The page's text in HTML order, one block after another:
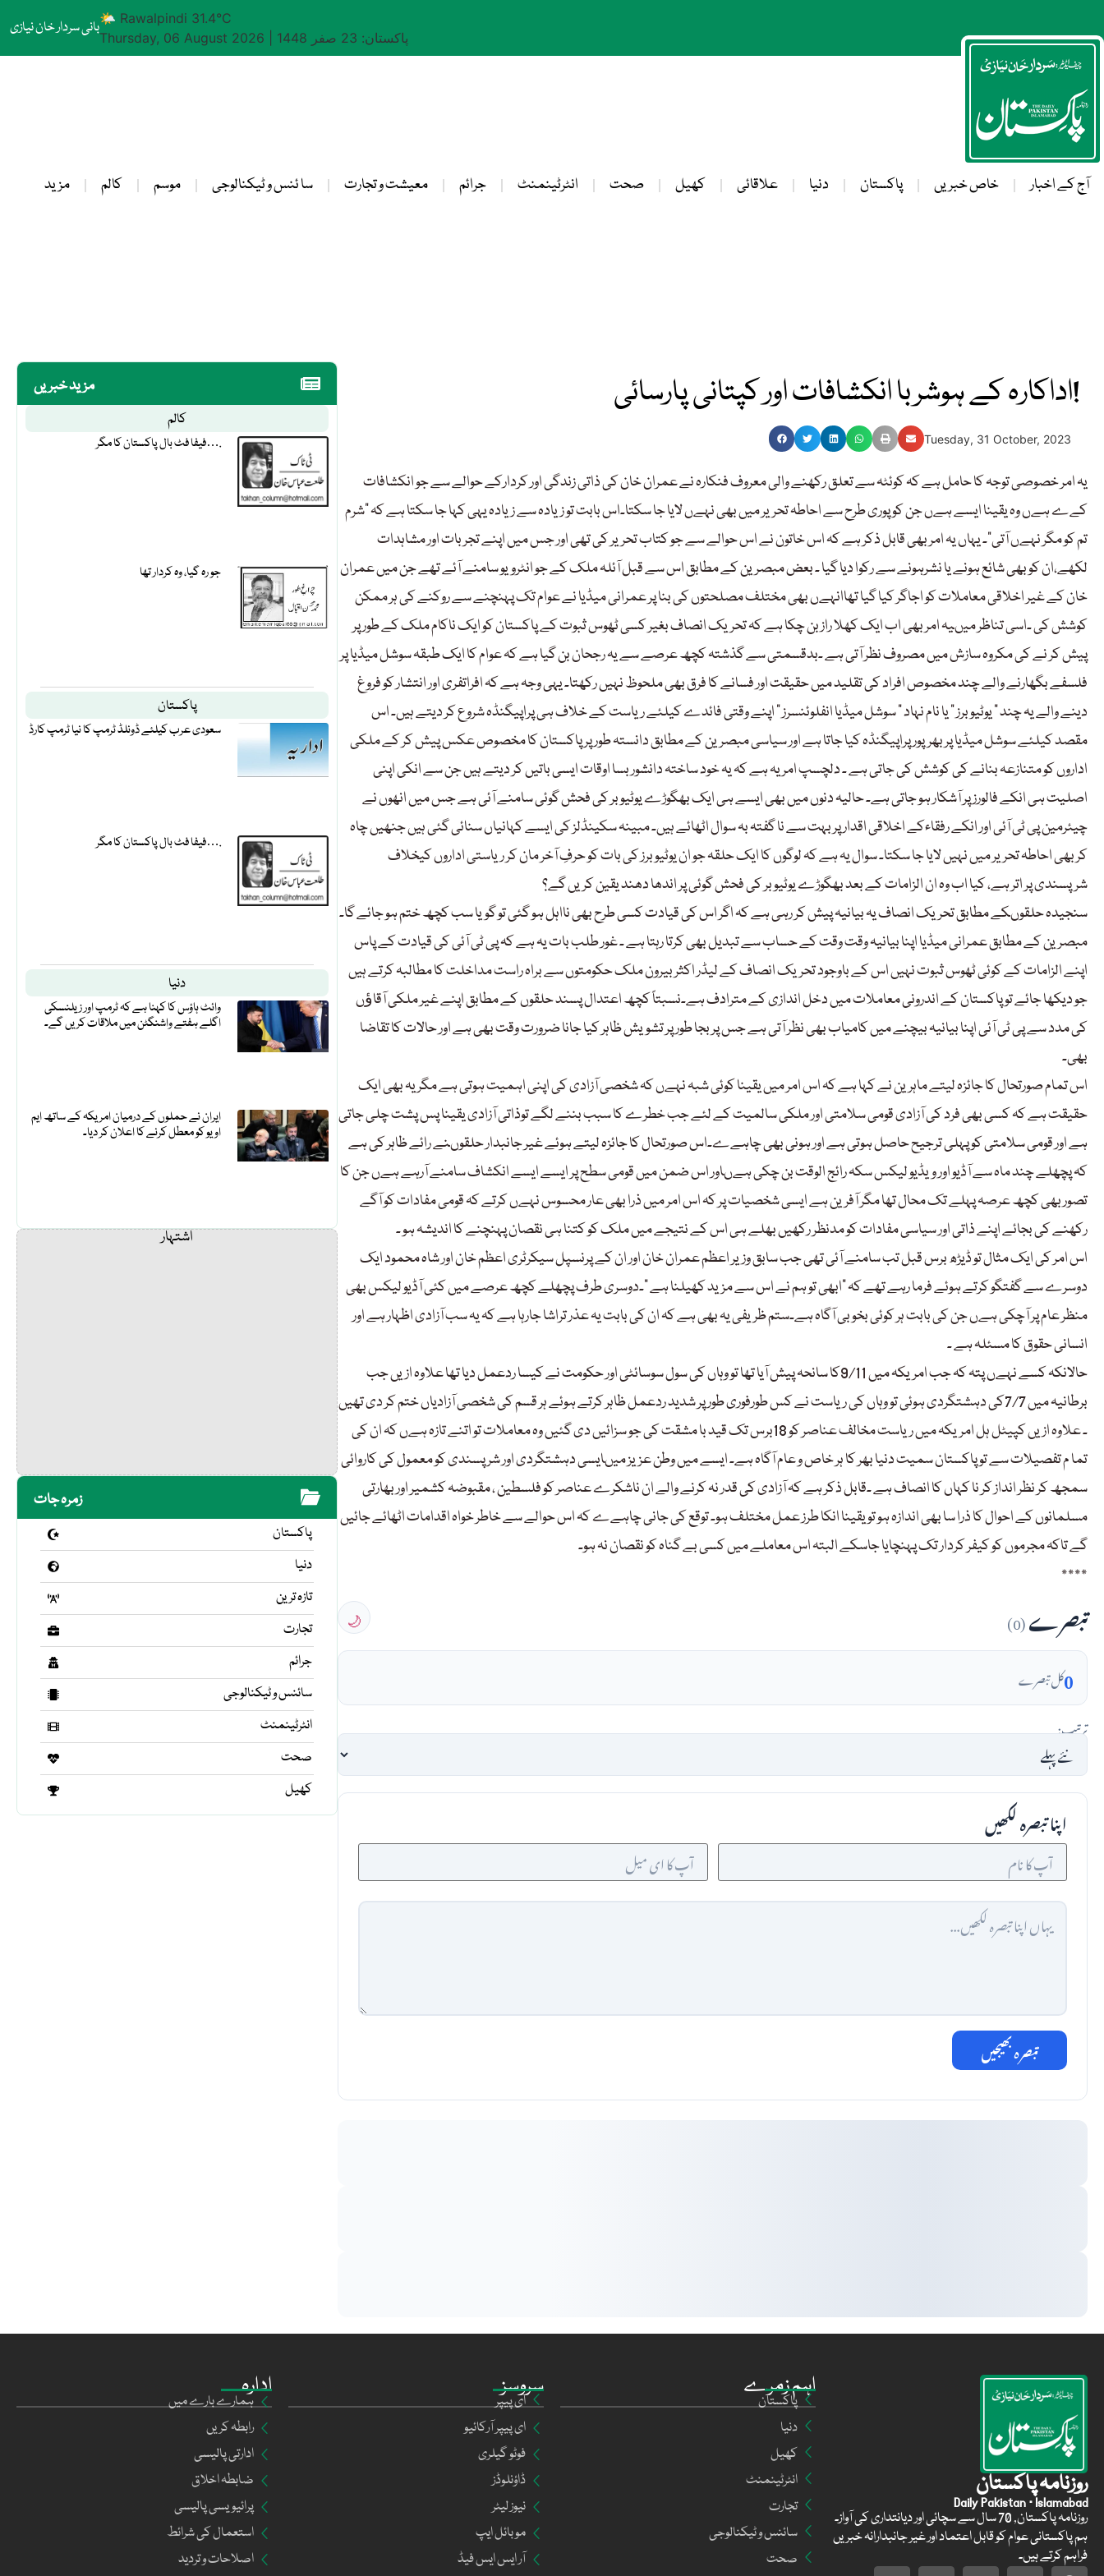
بانی سردار خان نیازی🌤 Rawalpindi 31.4°C
Thursday, 06 August 2026
پاکستان: 23 صفر 1448
آج کے اخبار خاص خبریں پاکستان دنیا علاقائی کھیل صحت انٹرٹینمنٹ جرائم معیشت و تجارت سا ئنس و ٹیکنالوجی موسم کالم مزید
مزید خبریں
کالم
فیفا فٹ بال پاکستان کا مگر….
جو رہ گیا، وہ کردار تھا
پاکستان
سعودی عرب کیلئے ڈونلڈ ٹرمپ کا نیا ٹرمپ کارڈ
فیفا فٹ بال پاکستان کا مگر….
دنیا
وائٹ ہاؤس کا کہنا ہے کہ ٹرمپ اور زیلنسکی
اگلے ہفتے واشنگٹن میں ملاقات کریں گے۔
ایران نے حملوں کے درمیان امریکہ کے ساتھ ایم
او یو کو معطل کرنے کا اعلان کر دیا۔
اشتہار
زمرہ جات
پاکستان
دنیا
تازہ ترین
تجارت
جرائم
سائنس و ٹیکنالوجی
انٹرٹینمنٹ
صحت
کھیل
اداکارہ کے ہوشربا انکشافات اور کپتانی پارسائی!
Tuesday, 31 October, 2023
یہ امر خصوصی توجہ کا حامل ہے کہ کوئٹہ سے تعلق رکھنے والی معروف فنکارہ نے عمران خان کی ذاتی زندگی اور کردارکے حوالے سے جو انکشافات
کےے ہےں وہ یقینا ایسے ہےں جن کو پوری طرح سے احاطہ تحریر میں بھی نہےں لایا جا سکتا۔اس بابت تو زیادہ سے زیادہ یہی کہا جا سکتا ہے کہ ”شرم
تم کو مگر نہےں آتی“۔ یہاں یہ امر بھی قابل ذکر ہے کہ اس خاتون نے اس حوالے سے جو کتاب تحریر کی تھی اور جس میں اپنے تجربات اور مشاہدات
لکھے،ان کو بھی شائع ہونے یا نشرہونے سے رکوا دیا گیا ۔ بعض مبصرین کے مطابق اس سے قبل آئلہ ملک کے جو انٹرویو سامنے آئے تھے جن میں عمران
خان کے غیر اخلاقی معاملات کو اجاگر کیا گیا تھاانہےں بھی مختلف مصلحتوں کی بنا پر عمرانی میڈیا نے عوام تک پہنچنے سے روکنے کی ہر ممکن
کوشش کی ۔اسی تناظر میںیہ امر بھی اب ایک کھلا راز بن چکا ہے کہ تحریک انصاف بغیر کسی ٹھوس ثبوت کے پاکستان کو ایک ناکام ملک کے طور پر
پیش کر نے کی مکروہ سازش میں مصروف نظر آتی ہے ۔بدقسمتی سے گذشتہ کچھ عرصے سے یہ رجحان بن گیا ہے کہ عوام کا ایک طبقہ سوشل میڈیا پر
فلسفے بگھارنے والے چند مخصوص افراد کی تقلید میں حقیقت اور فسانے کا فرق بھی ملحوظ نہیں رکھتا۔ یہی وجہ ہے کہ افراتفری اور انتشار کو فروغ
دینے والے یہ چند ” یوٹیوبرز “ یا نام نہاد ” سوشل میڈیا انفلوئنسرز “ اپنے وقتی فائدے کیلئے ریاست کے خلاف ہی پراپیگنڈہ شروع کر دیتے ہیں۔ اس
مقصد کیلئے سوشل میڈیا پر بھرپور پراپیگنڈہ کیا جاتا ہے اور سیاسی مبصرین کے مطابق دانستہ طور پر پاکستان کا مخصوص عکس پیش کر کے ملکی
اداروں کو متنازعہ بنانے کی کوشش کی جاتی ہے ۔ دلچسپ امر یہ ہے کہ یہ خود ساختہ دانشور بسا اوقات ایسی باتیں کر دیتے ہیں جن سے انکی اپنی
اصلیت ہی انکے فالورز پر آشکار ہو جاتی ہے۔ حالیہ دنوں میں بھی ایسے ہی ایک بھگوڑے یوٹیوبر کی فحش گوئی سامنے آئی ہے جس میں انھوں نے
چیئرمین پی ٹی آئی اور انکے رفقاءکے اخلاقی اقدار پر بہت سے نا گفتہ بہ سوال اٹھائے ہیں۔ مبینہ سکینڈلز کی ایسے کہانیاں سنائی گئی ہیں جنھیں چاہ
کر بھی احاطہ تحریر میں نہیں لایا جا سکتا۔ سوال یہ ہے کہ لوگوں کا ایک حلقہ جو ان یوٹیوبرز کی بات کو حرفِ آخر مان کر ریاستی اداروں کیخلاف
شرپسندی پر اتر ہے، کیا اب وہ ان الزامات کے بعد بھگوڑے یوٹیوبر کی فحش گوئی پر اندھا دھند یقین کریں گے؟
سنجیدہ حلقوںکے مطابق تحریک انصاف یہ بیانیہ پیش کر رہی ہے کہ اگر اس کی قیادت کسی طرح بھی نااہل ہو گئی تو گویا سب کچھ ختم ہو جائے گا۔
مبصرین کے مطابق عمرانی میڈیا اپنا بیانیہ وقت وقت کے حساب سے تبدیل بھی کرتا رہتا ہے ۔ غور طلب بات یہ ہے کہ پی ٹی آئی کی قیادت کے پاس
اپنے الزامات کے کوئی ٹھوس ثبوت نہیں اس کے باوجود تحریک انصاف کے لیڈر اکثر بیرون ملک حکومتوں سے براہ راست مداخلت کا مطالبہ کرتے ہیں
جو دیکھا جائے تو پاکستان کے اندرونی معاملات میں دخل اندازی کے مترادف ہے۔نسبتاً کچھ اعتدال پسند حلقوں کے مطابق اپنے غیر ملکی آقاﺅں
کی مدد سے پی ٹی آئی اپنا بیانیہ بیچنے میں کامیاب بھی نظر آتی ہے جس پر بجا طور پر تشویش ظاہر کیا جانا ضرورت وقت بھی ہے اور حالات کا تقاضا
بھی۔
اس تمام صورتحال کا جائزہ لیتے ماہرین نے کہا ہے کہ اس امر میں یقینا کوئی شبہ نہےں کہ شخصی آزادی کی اپنی اہمیت ہوتی ہے مگر یہ بھی ایک
حقیقت ہے کہ کسی بھی فرد کی آزادی قومی سلامتی اور ملکی سالمیت کے لئے جب خطرے کا سبب بننے لگے توذاتی آزادی یقینا پس پشت چلی جاتی
ہے اور قومی سلامتی کو پہلی ترجیح حاصل ہوتی ہے اور ہونی بھی چاہےے۔اس صورتحال کا جائزہ لیتے ہوئے غیر جانبدار حلقوںنے رائے ظاہر کی ہے
کہ پچھلے چند ماہ سے آڈیو اور ویڈیو لیکس سکہ رائج الوقت بن چکی ہےںاور اس ضمن میں قومی سطح پر ایسے ایسے انکشاف سامنے آرہے ہےں جن کا
تصور بھی کچھ عرصہ پہلے تک محال تھا مگر آفرین ہے ایسی شخصیات پر کہ اس امر میں ذرا بھی عار محسوس نہےں کرتے کہ قومی مفادات کو آگے
رکھنے کی بجائے اپنے ذاتی اور سیاسی مفادات کو مدنظر رکھیں بھلے ہی اس کے نتیجے میں ملک کو کتنا ہی نقصان پہنچنے کا اندیشہ ہو ۔
اس امر کی ایک مثال تو ڈیڑھ برس قبل تب سامنے آئی تھی جب سابق وزیر اعظم عمران خان اور ان کے پرنسپل سیکرٹری اعظم خان اور شاہ محمود ایک
دوسرے سے گفتگو کرتے ہوئے فرما رہے تھے کہ ”ابھی تو ہم نے اس سے مزید کھیلنا ہے “۔دوسری طرف پچھلے کچھ عرصے میں کئی آڈیو لیکس بھی
منظر عام پر آچکی ہےں جن کی بابت ہر کوئی بخوبی آگاہ ہے۔ستم ظریفی یہ بھی ہے کہ ان کی بابت یہ عذر تراشا جارہا ہے کہ یہ سب آزادی اظہار ہے اور
انسانی حقوق کا مسئلہ ہے ۔
حالانکہ کسے نہےں پتہ کہ جب امریکہ میں 9/11کا سانحہ پیش آیا تھا تو وہاں کی سول سوسائٹی اور حکومت نے کیسا ردعمل دیا تھا علاوہ ازیں جب
برطانیہ میں 7/7کی دہشتگردی ہوئی تو وہاں کی ریاست نے کس طورفوری طور پر شدید ردعمل ظاہر کرتے ہوئے ہر قسم کی شخصی آزادیاں ختم کر دی تھیں
۔ علاوہ ازیں کپیٹل ہل امریکہ میں ریاست مخالف عناصر کو 18برس تک قید با مشقت کی جو سزائیں دی گئیں وہ معاملات تو اتنے تازہ ہےں کہ ان کی
تما م تفصیلات سے تو پاکستان سمیت دنیا بھر کا ہر خاص و عام آگاہ ہے۔ ایسے میں وطن عزیز میںایسی دہشتگردی اور شر پسندی کو معمول کی کاروائی
سمجھ کر نظر انداز کر نا کہاں کا انصاف ہے ۔قابل ذکر ہے کہ آزادی کی قدر نہ کرنے والے ان ناشکرے عناصر کو فلسطین ، مقبوضہ کشمیر اور بھارتی
مسلمانوں کے احوال کا ذرا سا بھی اندازہ ہو تو یقینا انکا طرز عمل مختلف ہو۔ توقع کی جانی چاہےے کہ اس حوالے سے خاطر خواہ اقدامات اٹھائے جائیں
گے تاکہ مجرموں کو کیفر کردار تک پہنچایا جاسکے البتہ اس معاملے میں کسی بے گناہ کو نقصان نہ ہو۔
٭٭٭٭
تبصرے(0)
🌙
0کل تبصرے
ترتیب:
اپنا تبصرہ لکھیں
تبصرہ بھیجیں
ادارہ
ہمارے بارے میں
رابطہ کریں
ادارتی پالیسی
ضابطہ اخلاق
پرائیویسی پالیسی
استعمال کی شرائط
اصلاحات و تردید
سروسز
ای پیپر
ای پیپر آرکائیو
فوٹو گیلری
ڈاؤنلوڈز
نیوز لیٹر
موبائل ایپ
آر ایس ایس فیڈ
اہم زمرے
پاکستان
دنیا
کھیل
انٹرٹینمنٹ
تجارت
سائنس و ٹیکنالوجی
صحت
روزنامہ پاکستان
Daily Pakistan · Islamabad
روزنامہ پاکستان, 70 سال سے سچائی اور دیانتداری کی آواز۔
ہم پاکستانی عوام کو قابل اعتماد اور غیر جانبدارانہ خبریں
فراہم کرتے ہیں۔